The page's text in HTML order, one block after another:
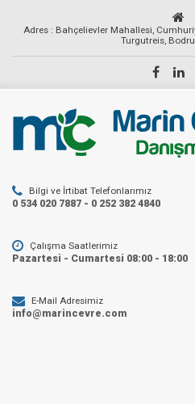
Adres : Bahçelievler Mahallesi,
Turgutreis,
Bilgi ve İrtibat Telefonlarımız
0 534 020 7887 - 0 252 382 4840
Çalışma Saatlerimiz
Pazartesi - Cumartesi 08:00 - 18:00
E-Mail Adresimiz
info@marincevre.com